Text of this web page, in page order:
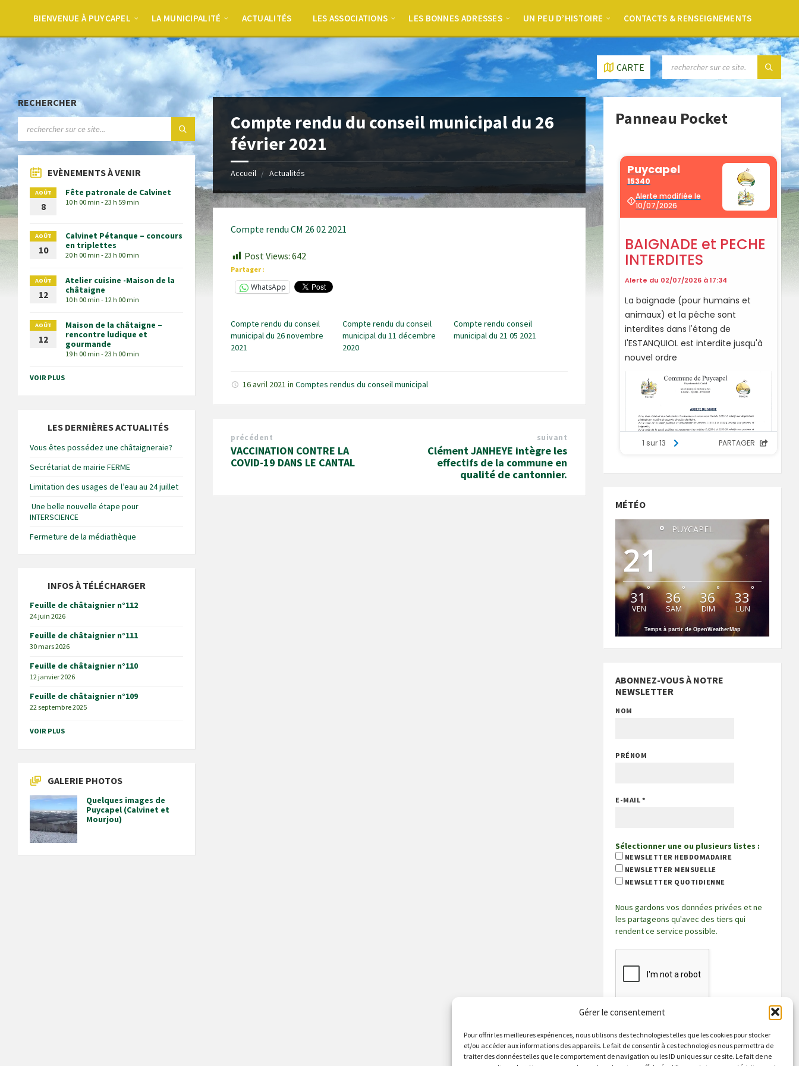
Gérer le consentement
Pour offrir les meilleures expériences, nous utilisons des technologies telles que les cookies pour stocker
et/ou accéder aux informations des appareils. Le fait de consentir à ces technologies nous permettra de
traiter des données telles que le comportement de navigation ou les ID uniques sur ce site. Le fait de ne
BIENVENUE À PUYCAPEL LA MUNICIPALITÉ ACTUALITÉS LES ASSOCIATIONS LES BONNES ADRESSES UN PEU D’HISTOIRE CONTACTS & RENSEIGNEMENTS
CARTE
Compte rendu du conseil municipal du 26
février 2021
Accueil Actualités
Compte rendu CM 26 02 2021
Post Views: 642
Partager :
WhatsApp
Compte rendu du conseil
municipal du 26 novembre
2021
Compte rendu du conseil
municipal du 11 décembre
2020
Compte rendu conseil
municipal du 21 05 2021
16 avril 2021inComptes rendus du conseil municipal
précédent
VACCINATION CONTRE LA
COVID-19 DANS LE CANTAL
suivant
Clément JANHEYE intègre les
effectifs de la commune en
qualité de cantonnier.
RECHERCHER
EVÈNEMENTS À VENIR
AOÛT
8
Fête patronale de Calvinet
10 h 00 min - 23 h 59 min
AOÛT
10
Calvinet Pétanque – concours
en triplettes
20 h 00 min - 23 h 00 min
AOÛT
12
Atelier cuisine -Maison de la
châtaigne
10 h 00 min - 12 h 00 min
AOÛT
12
Maison de la châtaigne –
rencontre ludique et
gourmande
19 h 00 min - 23 h 00 min
VOIR PLUS
LES DERNIÈRES ACTUALITÉS
Vous êtes possédez une châtaigneraie?
Secrétariat de mairie FERME
Limitation des usages de l’eau au 24 juillet
Une belle nouvelle étape pour
INTERSCIENCE
Fermeture de la médiathèque
INFOS À TÉLÉCHARGER
Feuille de châtaignier n°112
24 juin 2026
Feuille de châtaignier n°111
30 mars 2026
Feuille de châtaignier n°110
12 janvier 2026
Feuille de châtaignier n°109
22 septembre 2025
VOIR PLUS
GALERIE PHOTOS
Quelques images de
Puycapel (Calvinet et
Mourjou)
Panneau Pocket
MÉTÉO
PUYCAPEL
21
°
31 °
VEN
36°
SAM
36°
DIM
33°
LUN
Temps à partir de OpenWeatherMap
ABONNEZ-VOUS À NOTRE
NEWSLETTER
NOM
PRÉNOM
E-MAIL *
Sélectionner une ou plusieurs listes :
NEWSLETTER HEBDOMADAIRE
NEWSLETTER MENSUELLE
NEWSLETTER QUOTIDIENNE
Nous gardons vos données privées et ne
les partageons qu'avec des tiers qui
rendent ce service possible.